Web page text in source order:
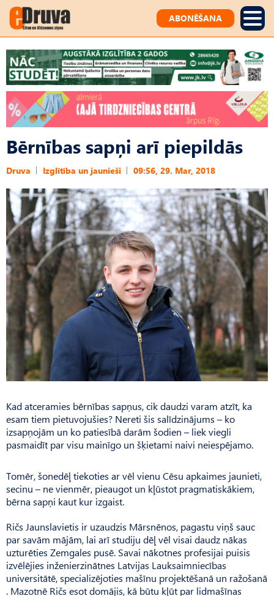
ABONĒŠANA
Bērnības sapņi arī piepildās
Druva Izglītība un jaunieši 09:56, 29. Mar, 2018
Kad atceramies bērnības sapņus, cik daudzi varam atzīt, ka
esam tiem pietuvojušies? Nereti šis salīdzinājums – ko
izsapņojām un ko patiesībā darām šodien – liek viegli
pasmaidīt par visu mainīgo un šķietami naivi neiespējamo.
Tomēr, šonedēļ tiekoties ar vēl vienu Cēsu apkaimes jaunieti,
secinu – ne vienmēr, pieaugot un kļūstot pragmatiskākiem,
bērna sapņi kaut kur izgaist.
Ričs Jaunslavietis ir uzaudzis Mārsnēnos, pagastu viņš sauc
par savām mājām, lai arī studiju dēļ vēl visai daudz nākas
uzturēties Zemgales pusē. Savai nākotnes profesijai puisis
izvēlējies inženierzinātnes Latvijas Lauksaimniecības
universitātē, specializējoties mašīnu projektēšanā un ražošanā
. Mazotnē Ričs esot domājis, kā būtu kļūt par lidmašīnas